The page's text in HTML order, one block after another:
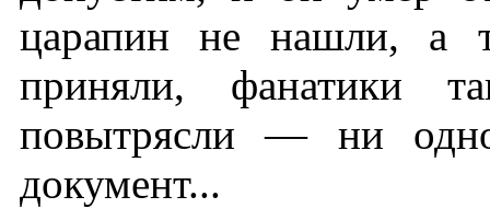
царапин не нашли, а
приняли, фанатики
повытрясли — ни
документ...